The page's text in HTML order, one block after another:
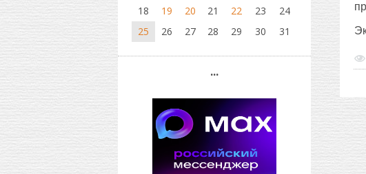
18
19 20 21 22 23
24
25
26 27 28 29 30 31
...